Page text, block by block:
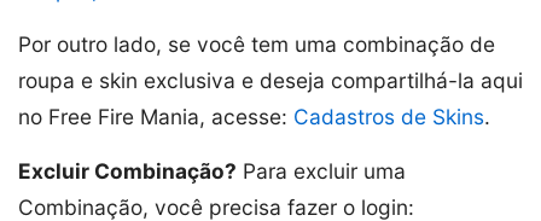
Por outro lado, se você tem uma combinação de
roupa e skin exclusiva e deseja compartilhá-la aqui
no Free Fire Mania, acesse: Cadastros de Skins.
Excluir Combinação? Para excluir uma
Combinação, você precisa fazer o login: